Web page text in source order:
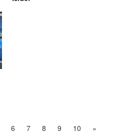
6 7 8 9 10 »